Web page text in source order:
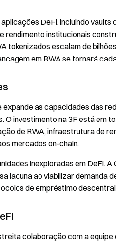
DeFi, incluindo vaults
rendimento institucionais
tokenizados escalam de
em RWA se tornará
as capacidades das
investimento na 3F está em
de RWA, infraestrutura de
mercados on-chain.
inexploradas em DeFi.
lacuna ao viabilizar demanda
de empréstimo
colaboração com a equipe